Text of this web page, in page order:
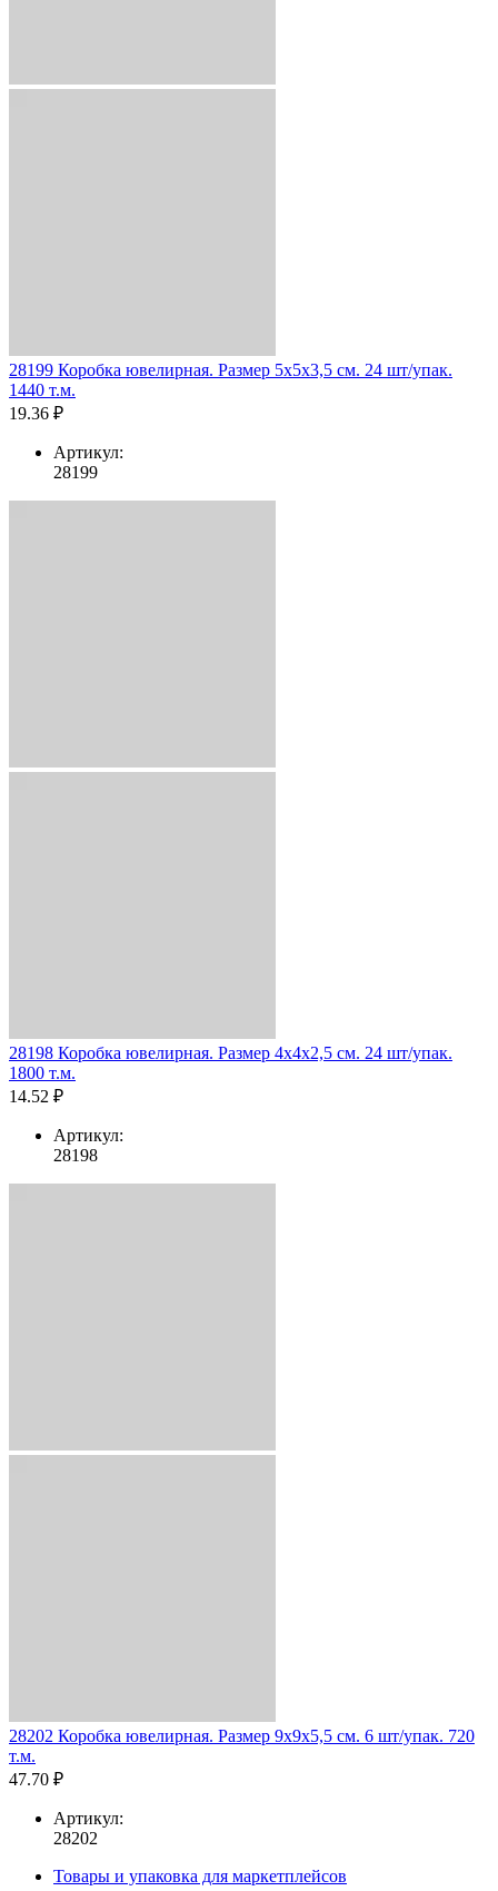
28199 Коробка ювелирная. Размер 5x5x3,5 см. 24 шт/упак.
1440 т.м.
19.36 ₽
Артикул:
28199
28198 Коробка ювелирная. Размер 4x4x2,5 см. 24 шт/упак.
1800 т.м.
14.52 ₽
Артикул:
28198
28202 Коробка ювелирная. Размер 9x9x5,5 см. 6 шт/упак. 720
т.м.
47.70 ₽
Артикул:
28202
Товары и упаковка для маркетплейсов